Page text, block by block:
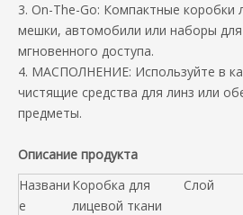
3. On-The-Go: Компактные коробки
мешки, автомобили или наборы
мгновенного доступа.
4. МАСПОЛНЕНИЕ: Используйте в
чистящие средства для линз или
предметы.
Описание продукта
Названи
е
Коробка для
лицевой ткани
Слой